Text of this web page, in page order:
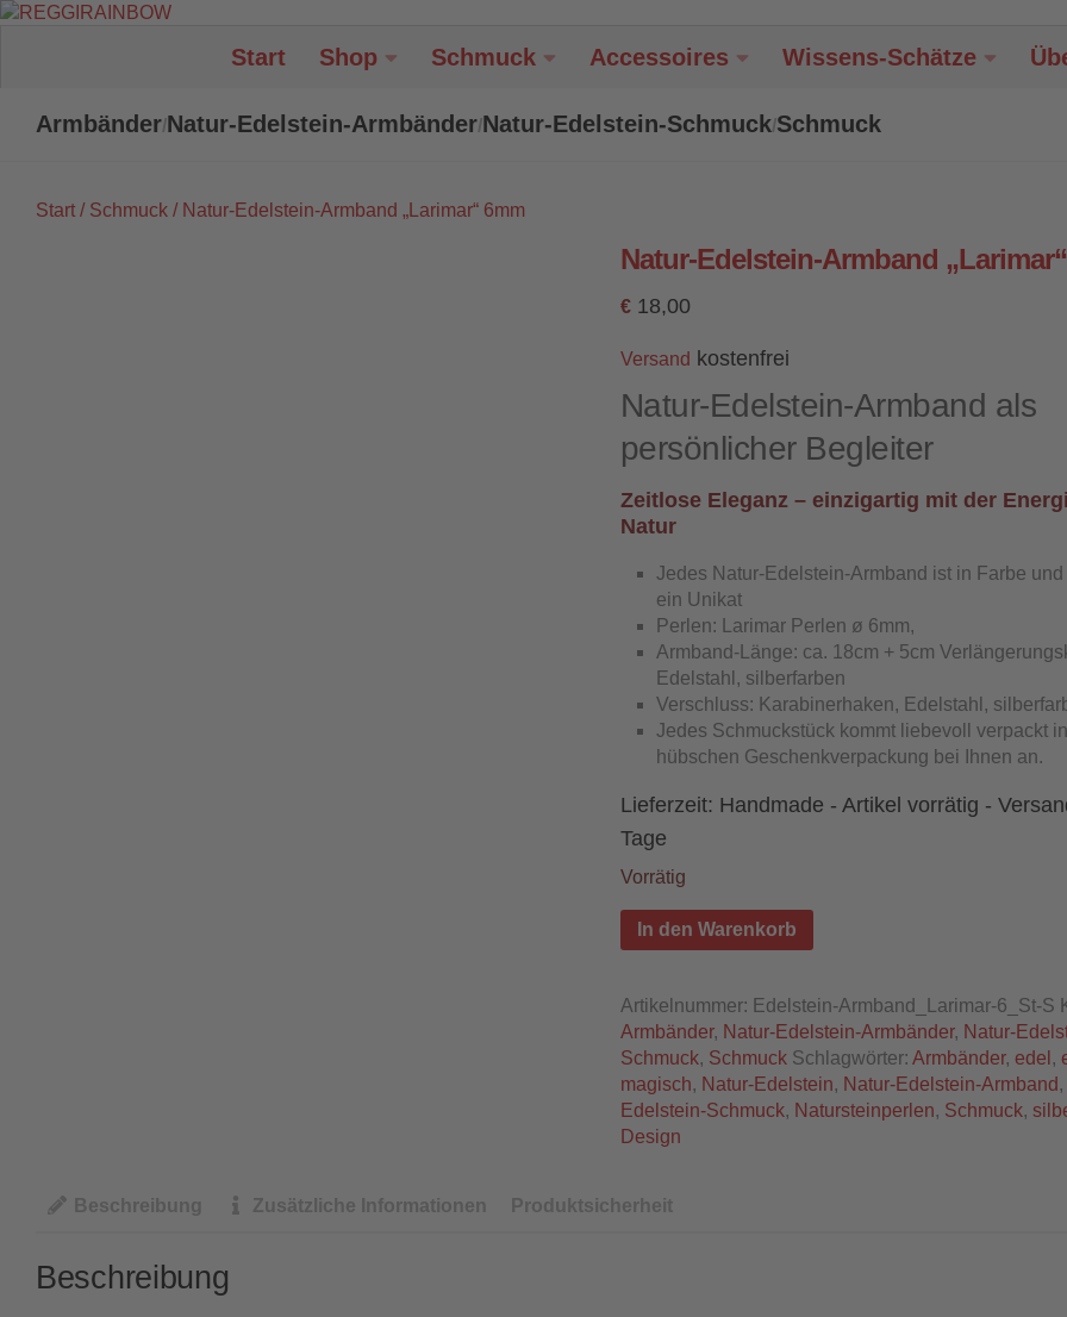
Start Shop Schmuck Accessoires Wissens-Schätze
Armbänder/Natur-Edelstein-Armbänder/Natur-Edelstein-Schmuck/Schmuck
Start / Schmuck / Natur-Edelstein-Armband „Larimar“ 6mm
Natur-Edelstein-Armband
€18,00
Versand kostenfrei
Natur-Edelstein-Armband als
persönlicher Begleiter
Zeitlose Eleganz – einzigartig mit der
Natur
Jedes Natur-Edelstein-Armband ist in Farbe
ein Unikat
Perlen: Larimar Perlen ø 6mm,
Armband-Länge: ca. 18cm + 5cm
Edelstahl, silberfarben
Verschluss: Karabinerhaken, Edelstahl,
Jedes Schmuckstück kommt liebevoll verpackt
hübschen Geschenkverpackung bei Ihnen an.
Lieferzeit: Handmade - Artikel vorrätig -
Tage
Vorrätig
In den Warenkorb
Artikelnummer: Edelstein-Armband_Larimar-6_St-S
Armbänder, Natur-Edelstein-Armbänder, Natur-
Schmuck, Schmuck Schlagwörter: Armbänder, edel ,
magisch, Natur-Edelstein, Natur-Edelstein-Armband,
Edelstein-Schmuck, Natursteinperlen, Schmuck,
Design
Beschreibung Zusätzliche Informationen Produktsicherheit
Beschreibung